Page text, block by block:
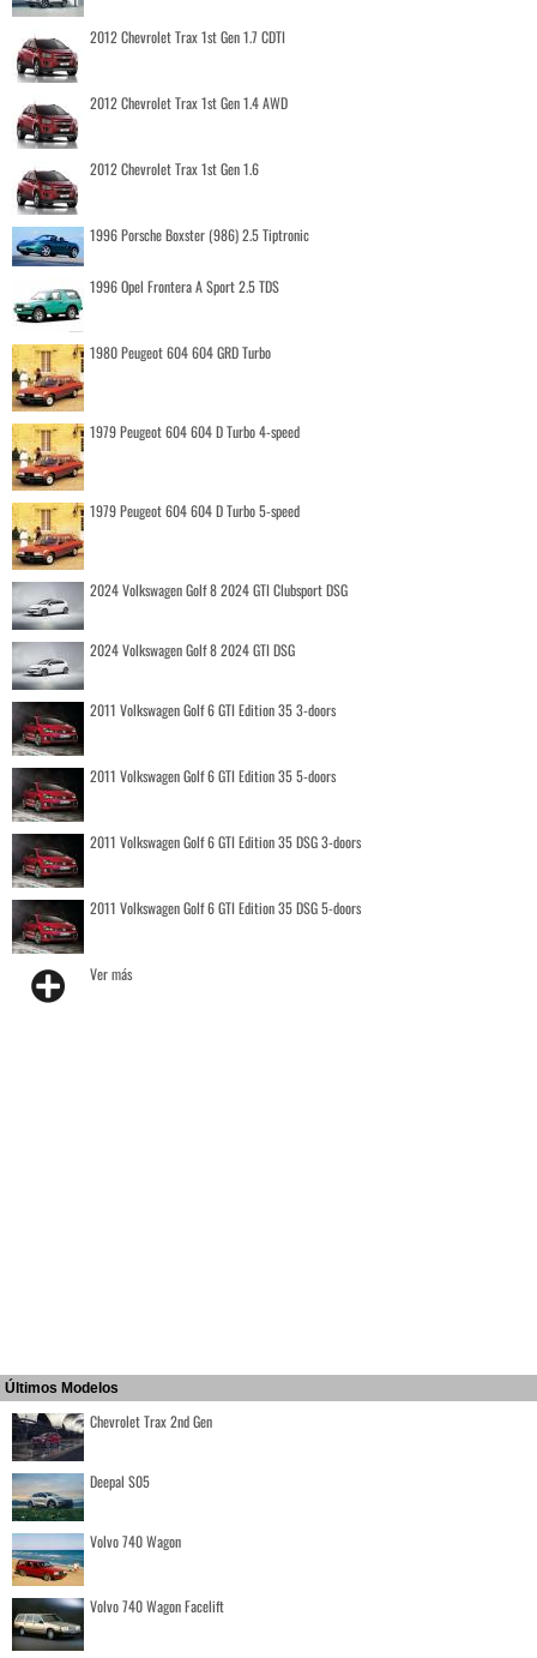
2012 Chevrolet Trax 1st Gen 1.7 CDTI
2012 Chevrolet Trax 1st Gen 1.4 AWD
2012 Chevrolet Trax 1st Gen 1.6
1996 Porsche Boxster (986) 2.5 Tiptronic
1996 Opel Frontera A Sport 2.5 TDS
1980 Peugeot 604 604 GRD Turbo
1979 Peugeot 604 604 D Turbo 4-speed
1979 Peugeot 604 604 D Turbo 5-speed
2024 Volkswagen Golf 8 2024 GTI Clubsport DSG
2024 Volkswagen Golf 8 2024 GTI DSG
2011 Volkswagen Golf 6 GTI Edition 35 3-doors
2011 Volkswagen Golf 6 GTI Edition 35 5-doors
2011 Volkswagen Golf 6 GTI Edition 35 DSG 3-doors
2011 Volkswagen Golf 6 GTI Edition 35 DSG 5-doors
Ver más
Últimos Modelos
Chevrolet Trax 2nd Gen
Deepal S05
Volvo 740 Wagon
Volvo 740 Wagon Facelift